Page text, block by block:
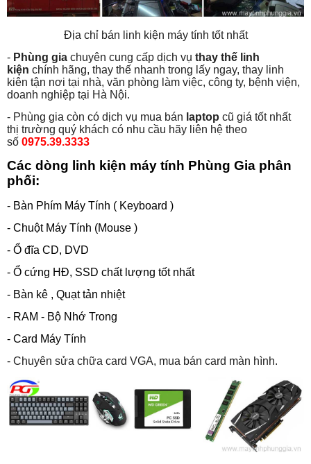
Địa chỉ bán linh kiện máy tính tốt nhất
- Phùng gia chuyên cung cấp dịch vụ thay thế linh
kiện chính hãng, thay thế nhanh trong lấy ngay, thay linh
kiên tận nơi tại nhà, văn phòng làm việc, công ty, bệnh viện,
doanh nghiệp tại Hà Nội.
- Phùng gia còn có dịch vụ mua bán laptop cũ giá tốt nhất
thị trường quý khách có nhu cầu hãy liên hệ theo
số 0975.39.3333
Các dòng linh kiện máy tính Phùng Gia phân
phối:
- Bàn Phím Máy Tính ( Keyboard )
- Chuột Máy Tính (Mouse )
- Ổ đĩa CD, DVD
- Ổ cứng HĐ, SSD chất lượng tốt nhất
- Bàn kê , Quạt tản nhiệt
- RAM - Bộ Nhớ Trong
- Card Máy Tính
- Chuyên sửa chữa card VGA, mua bán card màn hình.